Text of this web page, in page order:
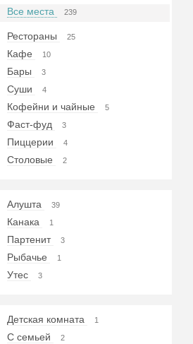
Все места 239
Рестораны 25
Кафе 10
Бары 3
Суши 4
Кофейни и чайные 5
Фаст-фуд 3
Пиццерии 4
Столовые 2
Алушта 39
Канака 1
Партенит 3
Рыбачье 1
Утес 3
Детская комната 1
С семьей 2